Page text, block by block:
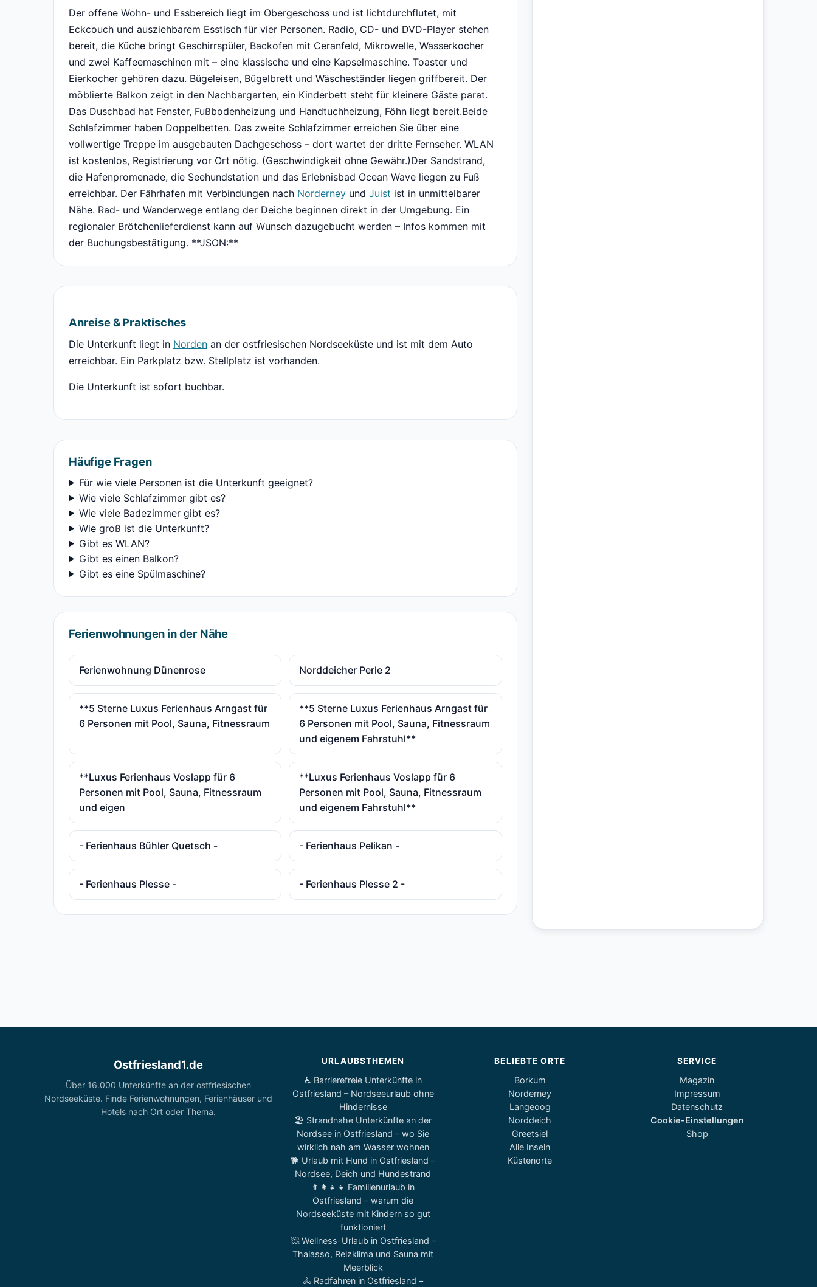
Der offene Wohn- und Essbereich liegt im Obergeschoss und ist lichtdurchflutet, mit
Eckcouch und ausziehbarem Esstisch für vier Personen. Radio, CD- und DVD-Player stehen
bereit, die Küche bringt Geschirrspüler, Backofen mit Ceranfeld, Mikrowelle, Wasserkocher
und zwei Kaffeemaschinen mit – eine klassische und eine Kapselmaschine. Toaster und
Eierkocher gehören dazu. Bügeleisen, Bügelbrett und Wäscheständer liegen griffbereit. Der
möblierte Balkon zeigt in den Nachbargarten, ein Kinderbett steht für kleinere Gäste parat.
Das Duschbad hat Fenster, Fußbodenheizung und Handtuchheizung, Föhn liegt bereit.Beide
Schlafzimmer haben Doppelbetten. Das zweite Schlafzimmer erreichen Sie über eine
vollwertige Treppe im ausgebauten Dachgeschoss – dort wartet der dritte Fernseher. WLAN
ist kostenlos, Registrierung vor Ort nötig. (Geschwindigkeit ohne Gewähr.)Der Sandstrand,
die Hafenpromenade, die Seehundstation und das Erlebnisbad Ocean Wave liegen zu Fuß
erreichbar. Der Fährhafen mit Verbindungen nach Norderney und Juist ist in unmittelbarer
Nähe. Rad- und Wanderwege entlang der Deiche beginnen direkt in der Umgebung. Ein
regionaler Brötchenlieferdienst kann auf Wunsch dazugebucht werden – Infos kommen mit
der Buchungsbestätigung. **JSON:**
Anreise & Praktisches
Die Unterkunft liegt in Norden an der ostfriesischen Nordseeküste und ist mit dem Auto
erreichbar. Ein Parkplatz bzw. Stellplatz ist vorhanden.
Die Unterkunft ist sofort buchbar.
Häufige Fragen
Für wie viele Personen ist die Unterkunft geeignet?
Wie viele Schlafzimmer gibt es?
Wie viele Badezimmer gibt es?
Wie groß ist die Unterkunft?
Gibt es WLAN?
Gibt es einen Balkon?
Gibt es eine Spülmaschine?
Ferienwohnungen in der Nähe
Ferienwohnung Dünenrose Norddeicher Perle 2
**5 Sterne Luxus Ferienhaus Arngast für
6 Personen mit Pool, Sauna, Fitnessraum
**5 Sterne Luxus Ferienhaus Arngast für
6 Personen mit Pool, Sauna, Fitnessraum
und eigenem Fahrstuhl**
**Luxus Ferienhaus Voslapp für 6
Personen mit Pool, Sauna, Fitnessraum
und eigen
**Luxus Ferienhaus Voslapp für 6
Personen mit Pool, Sauna, Fitnessraum
und eigenem Fahrstuhl**
- Ferienhaus Bühler Quetsch - - Ferienhaus Pelikan -
- Ferienhaus Plesse - - Ferienhaus Plesse 2 -
Ostfriesland1.de
Über 16.000 Unterkünfte an der ostfriesischen
Nordseeküste. Finde Ferienwohnungen, Ferienhäuser und
Hotels nach Ort oder Thema.
URLAUBSTHEMEN
♿ Barrierefreie Unterkünfte in
Ostfriesland – Nordseeurlaub ohne
Hindernisse
🏖️ Strandnahe Unterkünfte an der
Nordsee in Ostfriesland – wo Sie
wirklich nah am Wasser wohnen
🐕 Urlaub mit Hund in Ostfriesland –
Nordsee, Deich und Hundestrand
👨‍👩‍👧‍👦 Familienurlaub in
Ostfriesland – warum die
Nordseeküste mit Kindern so gut
funktioniert
🧖 Wellness-Urlaub in Ostfriesland –
Thalasso, Reizklima und Sauna mit
Meerblick
🚴 Radfahren in Ostfriesland –
BELIEBTE ORTE
Borkum
Norderney
Langeoog
Norddeich
Greetsiel
Alle Inseln
Küstenorte
SERVICE
Magazin
Impressum
Datenschutz
Cookie-Einstellungen
Shop